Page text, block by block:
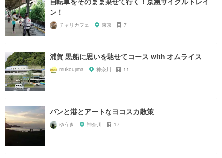
ン！
チャリカフェ 東京 7
浦賀 黒船に思いを馳せてコース with オムライス
mukoujima 神奈川 11
パンと港とアートなヨコスカ散策
ゆうき 神奈川 17